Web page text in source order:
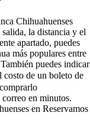
Chihuahuenses
la distancia y el
apartado, puedes
más populares entre
puedes indicar
costo de un boleto de
en minutos.
en Reservamos